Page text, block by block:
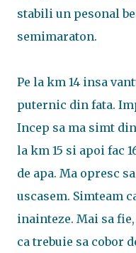
stabili un pesonal
semimaraton.
Pe la km 14 insa
puternic din fata.
Incep sa ma simt
la km 15 si apoi fac
de apa. Ma opresc
uscasem. Simteam
inainteze. Mai sa
ca trebuie sa cobor